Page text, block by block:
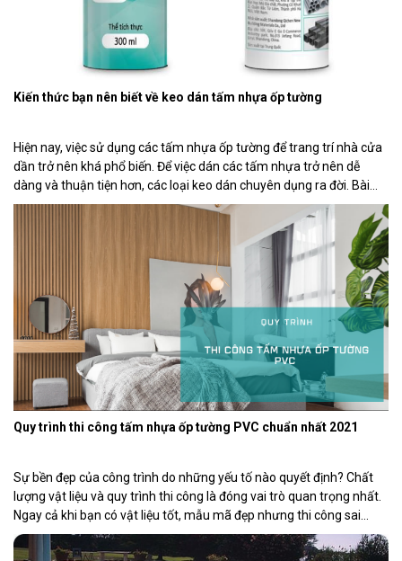
Kiến thức bạn nên biết về keo dán tấm nhựa ốp tường
Hiện nay, việc sử dụng các tấm nhựa ốp tường để trang trí nhà cửa
dần trở nên khá phổ biến. Để việc dán các tấm nhựa trở nên dễ
dàng và thuận tiện hơn, các loại keo dán chuyên dụng ra đời. Bài
viết dưới đây sẽ cung cấp các thông tin về keo […]
Quy trình thi công tấm nhựa ốp tường PVC chuẩn nhất 2021
Sự bền đẹp của công trình do những yếu tố nào quyết định? Chất
lượng vật liệu và quy trình thi công là đóng vai trò quan trọng nhất.
Ngay cả khi bạn có vật liệu tốt, mẫu mã đẹp nhưng thi công sai
nguyên tắc vẫn dẫn đến mất thẩm mỹ, dễ hư hỏng […]